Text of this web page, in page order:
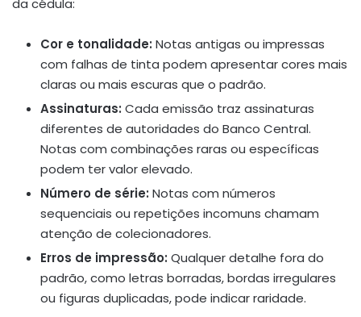
da cédula:
Cor e tonalidade: Notas antigas ou impressas
com falhas de tinta podem apresentar cores mais
claras ou mais escuras que o padrão.
Assinaturas: Cada emissão traz assinaturas
diferentes de autoridades do Banco Central.
Notas com combinações raras ou específicas
podem ter valor elevado.
Número de série: Notas com números
sequenciais ou repetições incomuns chamam
atenção de colecionadores.
Erros de impressão: Qualquer detalhe fora do
padrão, como letras borradas, bordas irregulares
ou figuras duplicadas, pode indicar raridade.